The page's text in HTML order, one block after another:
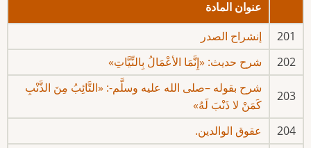
عنوان المادة
201
إنشراح الصدر
202
شرح حديث: «إِنَّمَا الأعْمَالُ بِالنِّيَّاتِ»
203
شرح بقوله –صلى الله عليه وسلَّم-: «التَّائِبُ مِنَ الذَّنْبِ
كَمَنْ لا ذَنْبَ لَهُ»
204
عقوق الوالدين.